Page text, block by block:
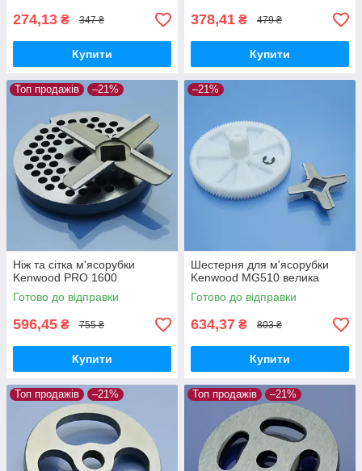
274,13 ₴ 347 ₴
Купити
378,41 ₴ 479 ₴
Купити
Топ продажів –21%
Ніж та сітка м'ясорубки
Kenwood PRO 1600
Готово до відправки
596,45 ₴ 755 ₴
Купити
–21%
Шестерня для м'ясорубки
Kenwood MG510 велика
Готово до відправки
634,37 ₴ 803 ₴
Купити
Топ продажів –21% Топ продажів –21%